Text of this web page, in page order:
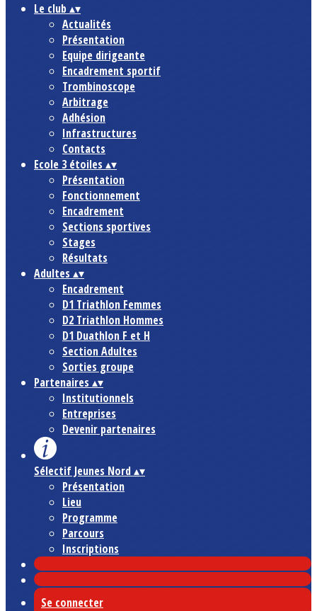
Le club ▴▾
Actualités
Présentation
Equipe dirigeante
Encadrement sportif
Trombinoscope
Arbitrage
Adhésion
Infrastructures
Contacts
Ecole 3 étoiles ▴▾
Présentation
Fonctionnement
Encadrement
Sections sportives
Stages
Résultats
Adultes ▴▾
Encadrement
D1 Triathlon Femmes
D2 Triathlon Hommes
D1 Duathlon F et H
Section Adultes
Sorties groupe
Partenaires ▴▾
Institutionnels
Entreprises
Devenir partenaires
Sélectif Jeunes Nord▴▾
Présentation
Lieu
Programme
Parcours
Inscriptions
Se connecter